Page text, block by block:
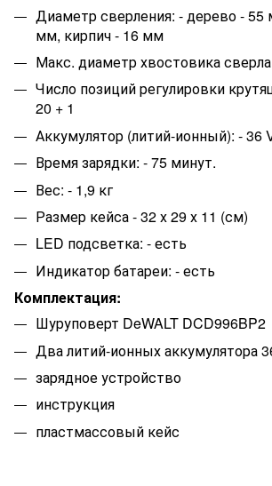
Диаметр сверления: - дерево - 55
мм, кирпич - 16 мм
Макс. диаметр хвостовика
Число позиций регулировки
20 + 1
Аккумулятор (литий-ионный): - 36
Время зарядки: - 75 минут.
Вес: - 1,9 кг
Размер кейса - 32 х 29 х 11 (см)
LED подсветка: - есть
Индикатор батареи: - есть
Комплектация:
Шуруповерт DeWALT DCD996BP2
Два литий-ионных аккумулятора
зарядное устройство
инструкция
пластмассовый кейс